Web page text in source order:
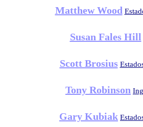
Matthew Wood
Susan Fales Hill
Scott Brosius
Tony Robinson
Gary Kubiak